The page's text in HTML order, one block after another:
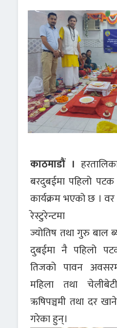
काठमाडौं ।
बरदुबईमा पहिलो पटक
कार्यक्रम भएको छ ।
रेस्टुरेन्टमा
ज्योतिष तथा गुरु बाल
दुबईमा नै पहिलो
तिजको पावन
महिला तथा
ऋषिपञ्चमी तथा दर
गरेका हुन्।